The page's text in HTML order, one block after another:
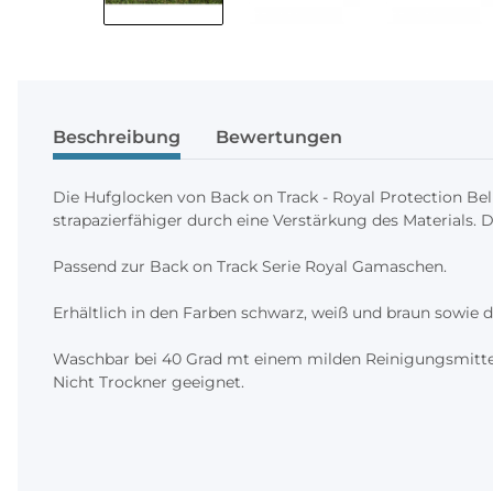
Beschreibung Bewertungen
Die Hufglocken von Back on Track - Royal Protection
strapazierfähiger durch eine Verstärkung des Materials.
Passend zur Back on Track Serie Royal Gamaschen.
Erhältlich in den Farben schwarz, weiß und braun sowie
Waschbar bei 40 Grad mt einem milden
Nicht Trockner geeignet.